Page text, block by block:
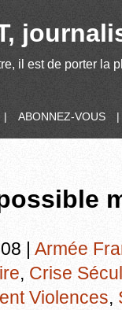
il est de porter
| ABONNEZ-VOUS |
| Armée
, Crise
Violences,